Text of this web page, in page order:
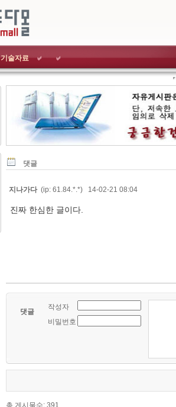
기술자료
댓글
지나가다(ip:61.84.*.*)14-02-2108:04
댓글
작성자
비밀번호